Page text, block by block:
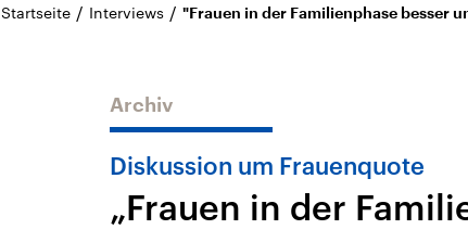
Hörspiel und Feature Musik
Landtagswahl Sachsen-
Anhalt 2026
USA
Startseite / Interviews / "Frauen in der Familienphase besser
Archiv
Diskussion um Frauenquote
„Frauen in der